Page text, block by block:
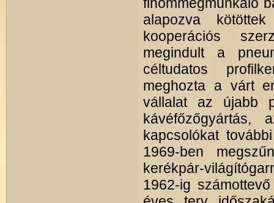
alapozva
kooperációs
megindult a
céltudatos
meghozta a várt
vállalat az újabb
kávéfőzőgyártás,
kapcsolókat
1969-ben
kerékpár-
1962-ig